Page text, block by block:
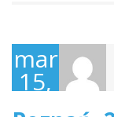
marzec
15,
2015